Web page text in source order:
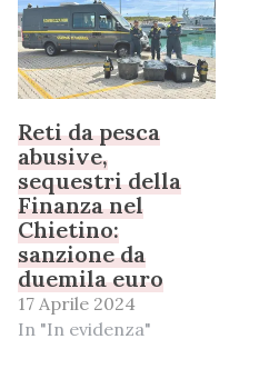
Reti da pesca
abusive,
sequestri della
Finanza nel
Chietino:
sanzione da
duemila euro
17 Aprile 2024
In "In evidenza"